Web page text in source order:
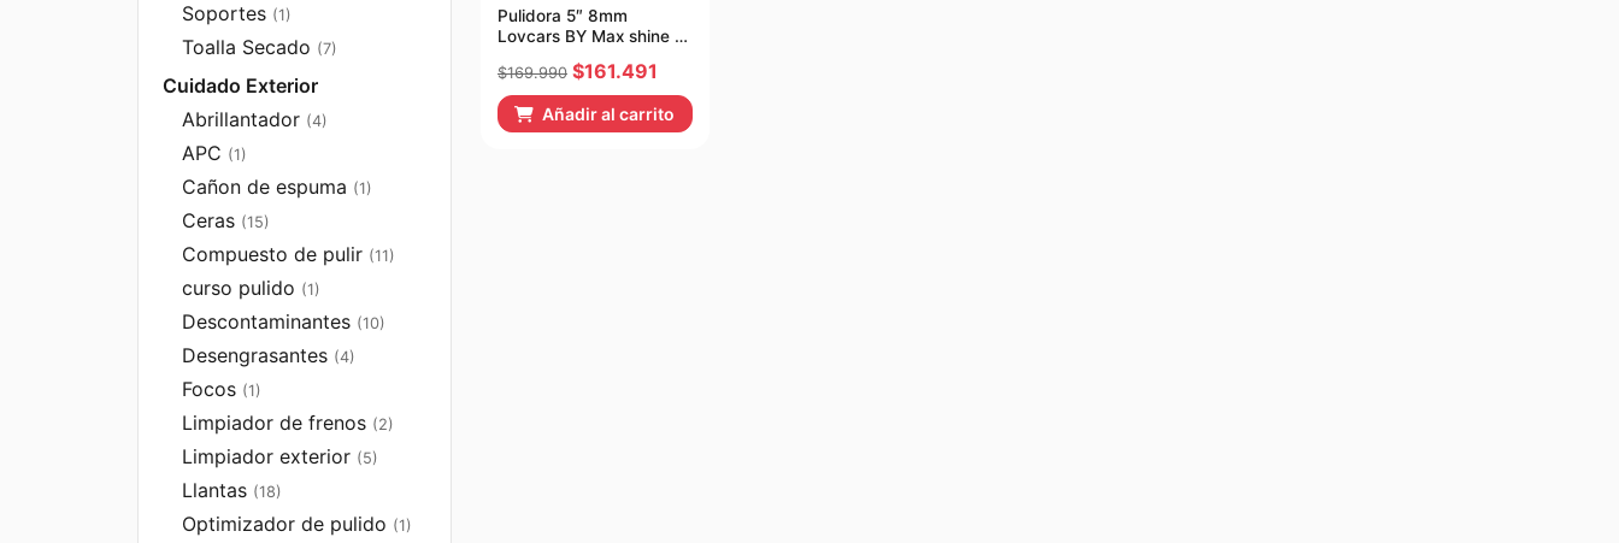
Soportes (1)
Toalla Secado (7)
Cuidado Exterior
Abrillantador (4)
APC (1)
Cañon de espuma (1)
Ceras (15)
Compuesto de pulir (11)
curso pulido (1)
Descontaminantes (10)
Desengrasantes (4)
Focos (1)
Limpiador de frenos (2)
Limpiador exterior (5)
Llantas (18)
Optimizador de pulido (1)
Pulidora 5″ 8mm
Lovcars BY Max shine 5″
$169.990 El
precio
original
$161.491
precio
actual
Añadir al carrito